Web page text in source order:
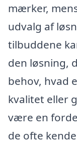
mærker,
udvalg af
tilbuddene
den løsning,
behov, hvad
kvalitet eller
være en
de ofte